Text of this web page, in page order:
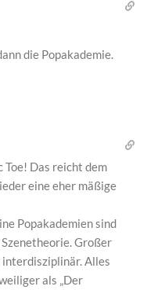
die Popakademie.
Toe! Das reicht dem
eine eher mäßige
Popakademien sind
Großer
interdisziplinär. Alles
als „Der